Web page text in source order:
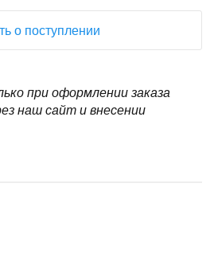
о поступлении
при оформлении заказа
наш сайт и внесении